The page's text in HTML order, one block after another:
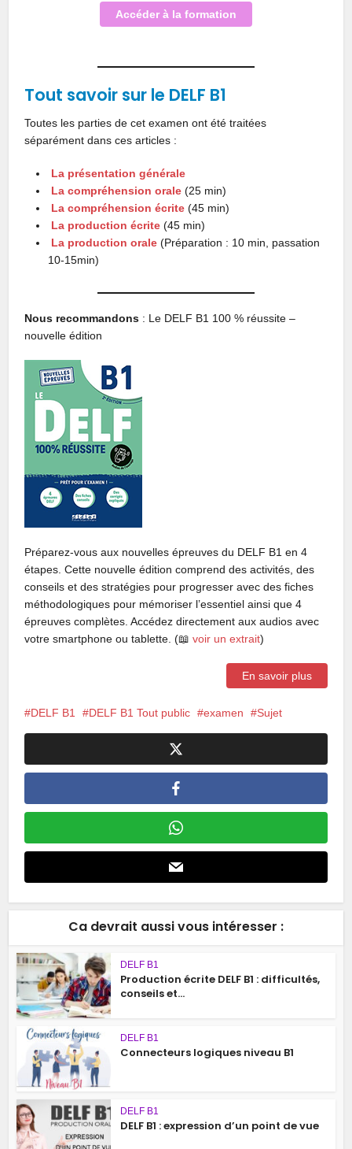
Accéder à la formation
Tout savoir sur le DELF B1
Toutes les parties de cet examen ont été traitées
séparément dans ces articles :
La présentation générale
La compréhension orale (25 min)
La compréhension écrite (45 min)
La production écrite (45 min)
La production orale (Préparation : 10 min, passation
10-15min)
Nous recommandons : Le DELF B1 100 % réussite –
nouvelle édition
Préparez-vous aux nouvelles épreuves du DELF B1 en 4
étapes. Cette nouvelle édition comprend des activités, des
conseils et des stratégies pour progresser avec des fiches
méthodologiques pour mémoriser l’essentiel ainsi que 4
épreuves complètes. Accédez directement aux audios avec
votre smartphone ou tablette. (📖voir un extrait)
En savoir plus
DELF B1 DELF B1 Tout public examen Sujet
Ca devrait aussi vous intéresser :
DELF B1
Production écrite DELF B1 : difficultés,
conseils et...
DELF B1
Connecteurs logiques niveau B1
DELF B1
DELF B1 : expression d’un point de vue